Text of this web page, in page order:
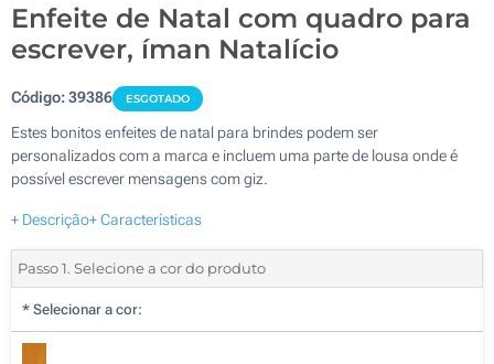
Enfeite de Natal com quadro para
escrever, íman Natalício
Código:39386 ESGOTADO
Estes bonitos enfeites de natal para brindes podem ser
personalizados com a marca e incluem uma parte de lousa onde é
possível escrever mensagens com giz.
+ Descrição+ Características
Passo 1. Selecione a cor do produto
* Selecionar a cor: